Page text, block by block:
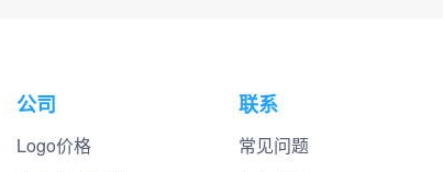
公司
Logo价格
联系
常见问题